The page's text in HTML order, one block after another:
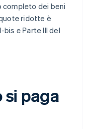
completo dei beni
ridotte è
bis e Parte III del
si paga